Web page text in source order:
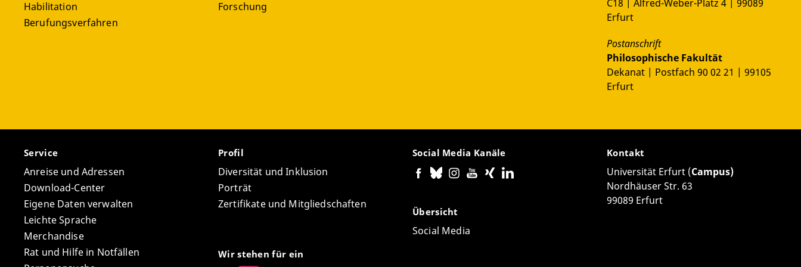
Habilitation
Berufungsverfahren
Forschung
C18 | Alfred-Weber-Platz 4 | 99089
Erfurt
Postanschrift
Philosophische Fakultät
Dekanat | Postfach 90 02 21 | 99105
Erfurt
Service
Anreise und Adressen
Download-Center
Eigene Daten verwalten
Leichte Sprache
Merchandise
Rat und Hilfe in Notfällen
Profil
Diversität und Inklusion
Porträt
Zertifikate und Mitgliedschaften
Wir stehen für ein
Social Media Kanäle
Übersicht
Social Media
Kontakt
Universität Erfurt (Campus)
Nordhäuser Str. 63
99089 Erfurt